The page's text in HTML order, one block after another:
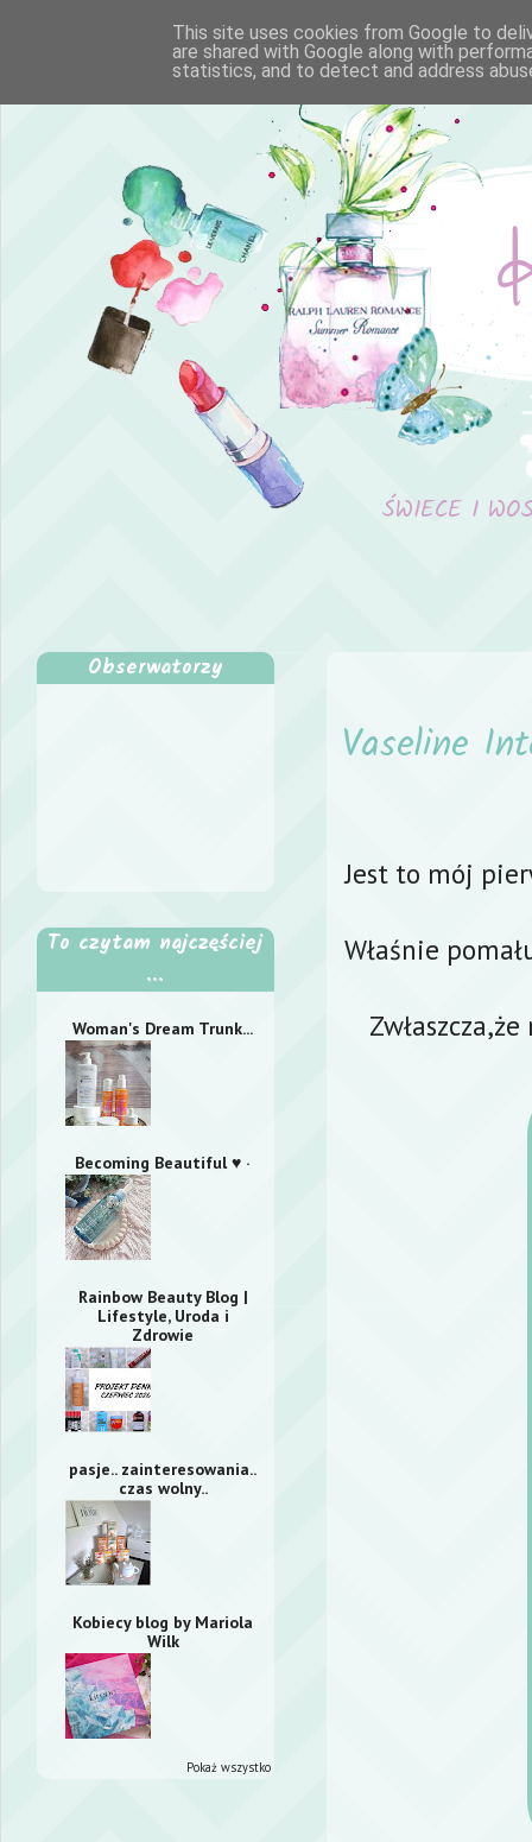
ŚWIECE I
Vaseline
Jest to mój
Właśnie
Obserwatorzy
To czytam najczęściej
...
Woman's Dream Trunk...
Becoming Beautiful ♥ ·
Rainbow Beauty Blog |
Lifestyle, Uroda i
Zdrowie
pasje.. zainteresowania..
czas wolny..
Kobiecy blog by Mariola
Wilk
Pokaż wszystko
This site uses cookies from Google to
are shared with Google along with
statistics, and to detect and address